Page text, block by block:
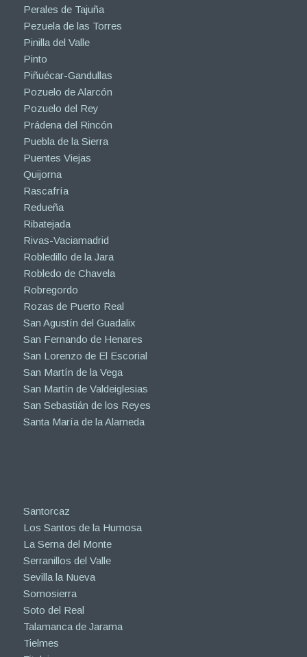
Perales de Tajuña
Pezuela de las Torres
Pinilla del Valle
Pinto
Piñuécar-Gandullas
Pozuelo de Alarcón
Pozuelo del Rey
Prádena del Rincón
Puebla de la Sierra
Puentes Viejas
Quijorna
Rascafría
Redueña
Ribatejada
Rivas-Vaciamadrid
Robledillo de la Jara
Robledo de Chavela
Robregordo
Rozas de Puerto Real
San Agustín del Guadalix
San Fernando de Henares
San Lorenzo de El Escorial
San Martín de la Vega
San Martín de Valdeiglesias
San Sebastián de los Reyes
Santa María de la Alameda
Santorcaz
Los Santos de la Humosa
La Serna del Monte
Serranillos del Valle
Sevilla la Nueva
Somosierra
Soto del Real
Talamanca de Jarama
Tielmes